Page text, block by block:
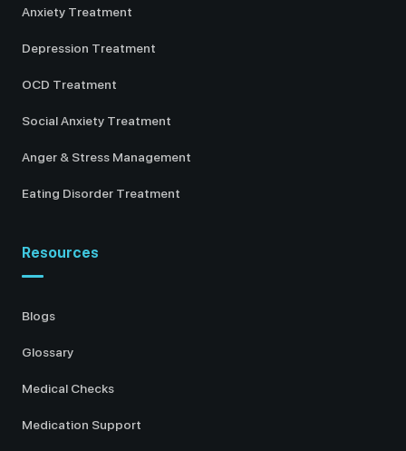
Anxiety Treatment
Depression Treatment
OCD Treatment
Social Anxiety Treatment
Anger & Stress Management
Eating Disorder Treatment
Resources
Blogs
Glossary
Medical Checks
Medication Support